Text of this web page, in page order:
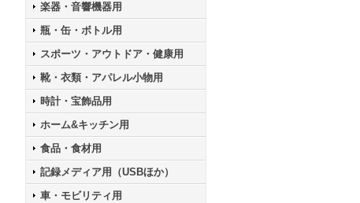
楽器・音響機器用
瓶・缶・ボトル用
スポーツ・アウトドア・健康用
靴・衣類・アパレル小物用
時計・宝飾品用
ホーム&キッチン用
食品・食材用
記録メディア用（USBほか）
車・モビリティ用